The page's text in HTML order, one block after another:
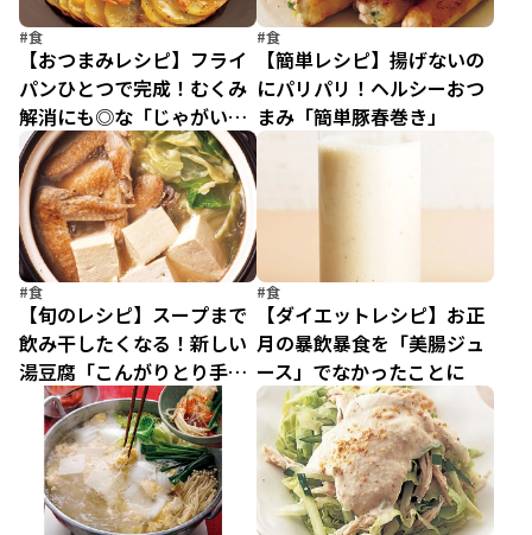
#食
【おつまみレシピ】フライ
パンひとつで完成！むくみ
解消にも◎な「じゃがいも
ピザ」
#食
【簡単レシピ】揚げないの
にパリパリ！ヘルシーおつ
まみ「簡単豚春巻き」
#食
【旬のレシピ】スープまで
飲み干したくなる！新しい
湯豆腐「こんがりとり手羽
湯豆腐」
#食
【ダイエットレシピ】お正
月の暴飲暴食を「美腸ジュ
ース」でなかったことに